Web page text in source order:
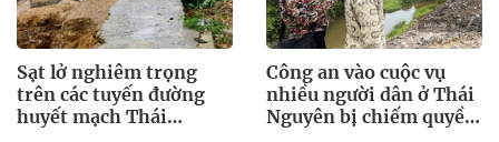
Sạt lở nghiêm trọng
trên các tuyến đường
huyết mạch Thái
Công an vào cuộc vụ
nhiều người dân ở Thái
Nguyên bị chiếm quyền